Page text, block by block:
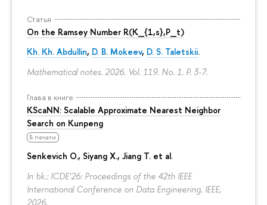
Статья
On the Ramsey Number R(K_{1,s},P_t)
Kh. Kh. Abdullin, D. B. Mokeev, D. S. Taletskii.
Mathematical notes. 2026. Vol. 119. No. 1. P. 3-7.
Глава в книге
KScaNN: Scalable Approximate Nearest Neighbor
Search on Kunpeng
В печати
Senkevich O., Siyang X., Jiang T. et al.
In bk.: ICDE'26: Proceedings of the 42th IEEE
International Conference on Data Engineering. IEEE,
2026.